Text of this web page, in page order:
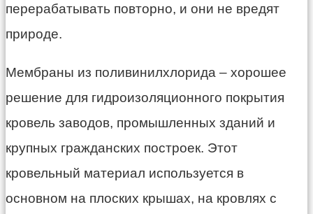
перерабатывать повторно, и они не вредят
природе.
Мембраны из поливинилхлорида – хорошее
решение для гидроизоляционного покрытия
кровель заводов, промышленных зданий и
крупных гражданских построек. Этот
кровельный материал используется в
основном на плоских крышах, на кровлях с